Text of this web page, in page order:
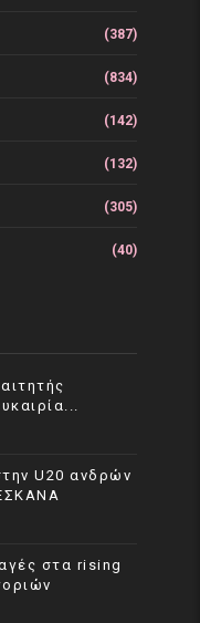
(387)
(834)
(142)
(132)
(305)
(40)
U20 ανδρών
στα rising